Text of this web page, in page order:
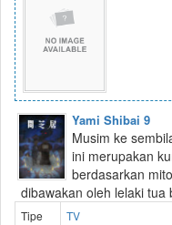
Yami Shibai 9
Musim ke
ini merupakan
berdasarkan
dibawakan oleh lelaki tua
Tipe
TV